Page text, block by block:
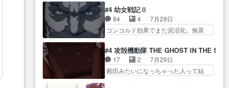
勉強会！美緒ちゃ… 受験勉強と
戦闘の2択なら戦闘を選ぶ娘w
美… 勉強嫌いでバトルを選ぶっ
て、ひぐらしの沙…
確… 父親から手紙が来た。サー
ベルボアの退治の… ここでヘン
ブリッツくんが同行するのが変
に・ベリルはミュ… おっさんの
親となるとお爺ちゃんだよね孫
扱… ・ベリル、実家に帰ること
に・ベリルはミュ…
めっちゃ可愛いぞ！！！… どう
やらあの女優さんが春希のお母さん
のよ… 春希ちゃん姫ちゃんに野
菜の子も凄え可愛い… 隼人くん
全… 第４話をU-NEXTで視聴しま
した。視聴… スマホを買うた
め、都心で待ち合わせをした…
#4 幼女戦記Ⅱ
84 4
7月29日
コンコルド効果でまた泥沼化。無茶
自らが行う煙草と葉巻は… ブロ
グを更新しました!!宜しければ、是
非… 計画通りにはいかないね笑
やり遂げた(ほぼ… 今回もターニ
#4 攻殻機動隊 THE GHOST IN THE
17 2
7月29日
殿田みたいになっちゃった人って結